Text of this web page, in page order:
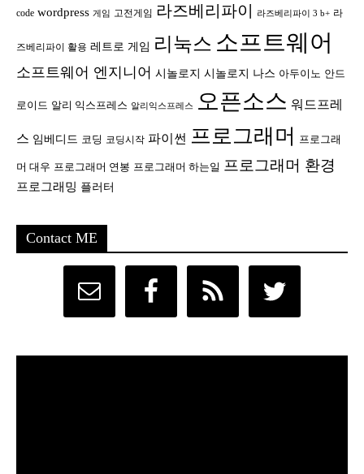
code wordpress 게임 고전게임 라즈베리파이 라즈베리파이 3 b+ 라
즈베리파이 활용 레트로 게임 리눅스 소프트웨어
소프트웨어 엔지니어 시놀로지 시놀로지 나스 아두이노 안드
로이드 알리 익스프레스 알리익스프레스 오픈소스 워드프레
스 임베디드 코딩 코딩시작 파이썬 프로그래머 프로그래
머 대우 프로그래머 연봉 프로그래머 하는일 프로그래머 환경
프로그래밍 플러터
Contact ME